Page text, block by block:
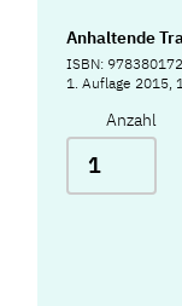
Anhaltende
ISBN:
1. Auflage 2015,
Anzahl